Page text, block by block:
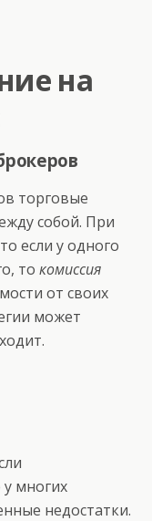
на
торговые
собой. При
если у одного
то комиссия
от своих
может
многих
недостатки.